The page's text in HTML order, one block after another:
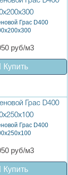
Грас D400
руб/м3
Купить
Грас D400
руб/м3
Купить